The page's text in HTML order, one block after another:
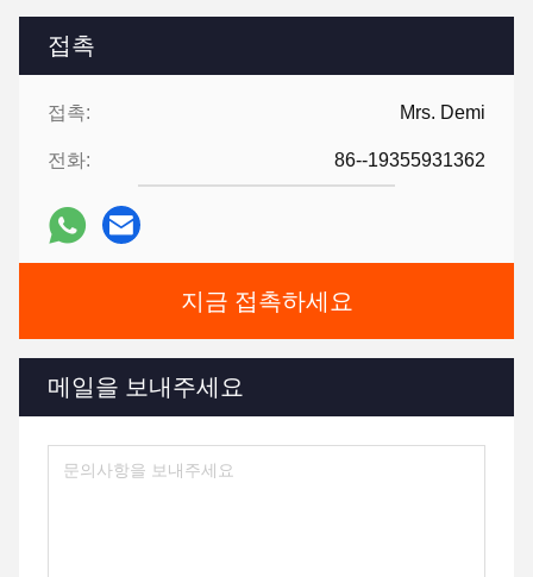
접촉
접촉: Mrs. Demi
전화: 86--19355931362
지금 접촉하세요
메일을 보내주세요